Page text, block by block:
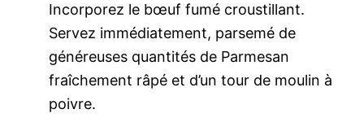
Incorporez le bœuf fumé croustillant.
Servez immédiatement, parsemé de
généreuses quantités de Parmesan
fraîchement râpé et d’un tour de moulin à
poivre.